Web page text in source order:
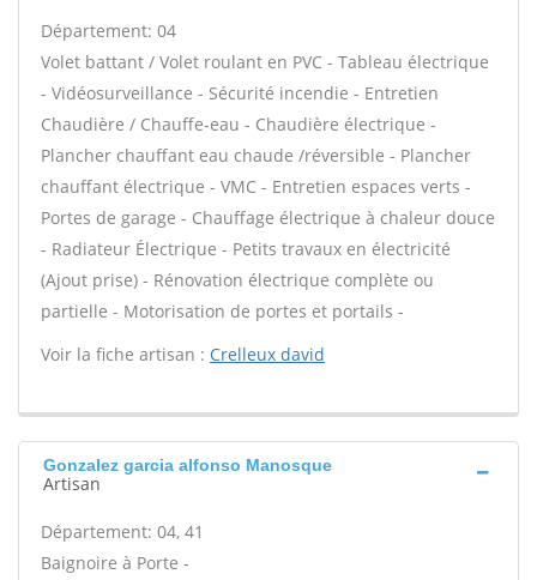
Département: 04
Volet battant / Volet roulant en PVC - Tableau électrique
- Vidéosurveillance - Sécurité incendie - Entretien
Chaudière / Chauffe-eau - Chaudière électrique -
Plancher chauffant eau chaude /réversible - Plancher
chauffant électrique - VMC - Entretien espaces verts -
Portes de garage - Chauffage électrique à chaleur douce
- Radiateur Électrique - Petits travaux en électricité
(Ajout prise) - Rénovation électrique complète ou
partielle - Motorisation de portes et portails -
Voir la fiche artisan : Crelleux david
Gonzalez garcia alfonso Manosque
Artisan
Département: 04, 41
Baignoire à Porte -